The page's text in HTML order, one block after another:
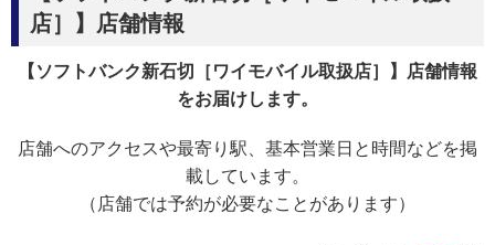
店］】店舗情報
【ソフトバンク新石切［ワイモバイル取扱店］】店舗情報
をお届けします。
店舗へのアクセスや最寄り駅、基本営業日と時間などを掲
載しています。
（店舗では予約が必要なことがあります）